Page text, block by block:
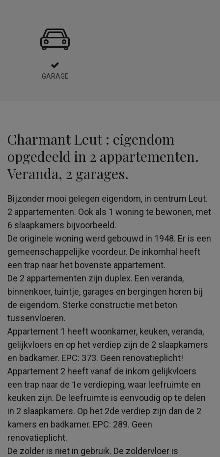
GARAGE
Charmant Leut : eigendom
opgedeeld in 2 appartementen.
Veranda, 2 garages.
Bijzonder mooi gelegen eigendom, in centrum Leut.
2 appartementen. Ook als 1 woning te bewonen, met
6 slaapkamers bijvoorbeeld.
De originele woning werd gebouwd in 1948. Er is een
gemeenschappelijke voordeur. De inkomhal heeft
een trap naar het bovenste appartement.
De 2 appartementen zijn duplex. Een veranda,
binnenkoer, tuintje, garages en bergingen horen bij
de eigendom. Sterke constructie met beton
tussenvloeren.
Appartement 1 heeft woonkamer, keuken, veranda,
gelijkvloers en op het verdiep zijn de 2 slaapkamers
en badkamer. EPC: 373. Geen renovatieplicht!
Appartement 2 heeft vanaf de inkom gelijkvloers
een trap naar de 1e verdieping, waar leefruimte en
keuken zijn. De leefruimte is eenvoudig op te delen
in 2 slaapkamers. Op het 2de verdiep zijn dan de 2
kamers en badkamer. EPC: 289. Geen
renovatieplicht.
De zolder is niet in gebruik. De zoldervloer is